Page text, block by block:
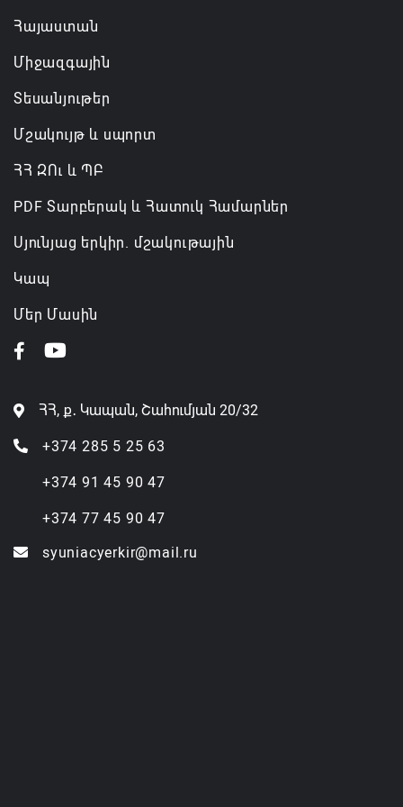
Հայաստան
Միջազգային
Տեսանյութեր
Մշակույթ և սպորտ
ՀՀ ԶՈւ և ՊԲ
PDF Տարբերակ և Հատուկ Համարներ
Սյունյաց երկիր. մշակութային
Կապ
Մեր Մասին
ՀՀ, ք․ Կապան, Շահումյան 20/32
+374 285 5 25 63
+374 91 45 90 47
+374 77 45 90 47
syuniacyerkir@mail.ru